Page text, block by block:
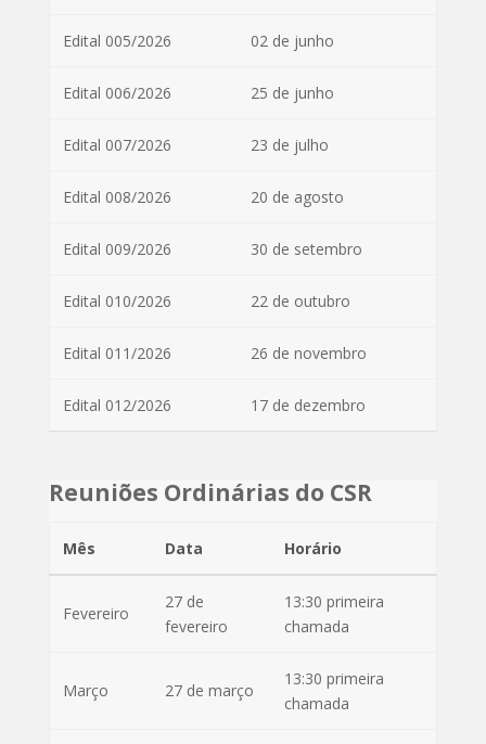
Edital 005/2026 02 de junho
Edital 006/2026 25 de junho
Edital 007/2026 23 de julho
Edital 008/2026 20 de agosto
Edital 009/2026 30 de setembro
Edital 010/2026 22 de outubro
Edital 011/2026 26 de novembro
Edital 012/2026 17 de dezembro
Reuniões Ordinárias do CSR
Mês Data Horário
Fevereiro
27 de
fevereiro
13:30 primeira
chamada
Março 27 de março
13:30 primeira
chamada